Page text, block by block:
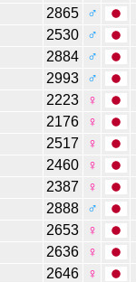
2865
♂
2530
♂
2884
♂
2993
♂
2223
♀
2176
♀
2517
♀
2460
♀
2387
♀
2888
♂
2653
♀
2636
♀
2646
♀